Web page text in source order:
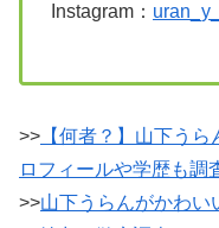
Instagram：
>> 【何者？】山下う
ロフィールや学歴も調
>>山下うらんがかわい